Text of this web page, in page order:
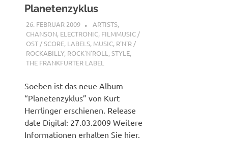
Planetenzyklus
26. FEBRUAR 2009 STEFANBRAUN
ARTISTS,
CHANSON, ELECTRONIC, FILMMUSIC /
OST / SCORE, LABELS, MUSIC, R'N'R /
ROCKABILLY, ROCK'N'ROLL ,STYLE,
THE FRANKFURTER LABEL
Soeben ist das neue Album
“Planetenzyklus” von Kurt
Herrlinger erschienen. Release
date Digital: 27.03.2009 Weitere
Informationen erhalten Sie hier.